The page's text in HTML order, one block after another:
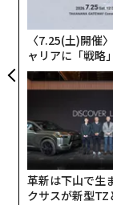
〈7.25(土)開催
ャリアに「戦略
トップエグゼク
リアに触れる1
革新は下山で
クサスが新型TZ